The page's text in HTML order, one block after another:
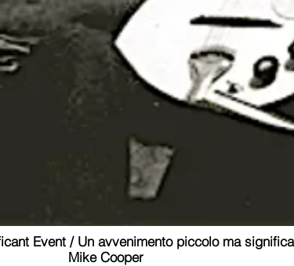
Event / Un avvenimento piccolo ma
Mike Cooper